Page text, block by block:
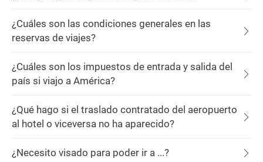
¿Cuáles son las condiciones generales en las
reservas de viajes?
¿Cuáles son los impuestos de entrada y salida del
país si viajo a América?
¿Qué hago si el traslado contratado del aeropuerto
al hotel o viceversa no ha aparecido?
¿Necesito visado para poder ir a ...?